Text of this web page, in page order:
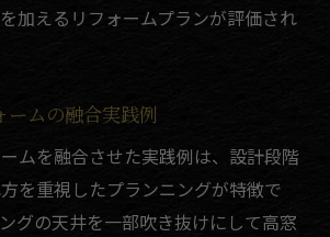
加えるリフォームプランが評価され
ームの融合実践例
ムを融合させた実践例は、設計段階
を重視したプランニングが特徴で
グの天井を一部吹き抜けにして高窓